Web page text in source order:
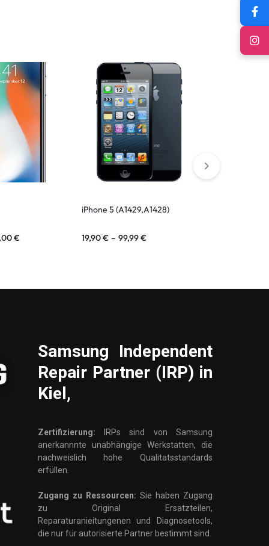
€
iPhone 5 (A1429,A1428)
19,90€ – 99,99€
Samsung Independent
Repair Partner (IRP) in
Kiel,
Zertifizierung: IRPs sind von Samsung
anerkannnte unabhängige Werkstatten, die
nachweislich hohe Qualitatsstandards
erfüllen.
Zugang zu Ressourcen: Sie haben Zugang
zu Original Ersatzteilen,
Reparaturanieitungenen und Diagnosetools,
die nur für autorisierte Partner bestimmt sind.